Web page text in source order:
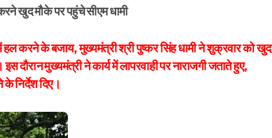
खुद मौके पर पहुंचे सीएम धामी
करने के बजाय, मुख्यमंत्री श्री पुष्कर सिंह धामी ने शुक्रवार को खुद
मुख्यमंत्री ने कार्य में लापरवाही पर नाराजगी जताते हुए,
निर्देश दिए।